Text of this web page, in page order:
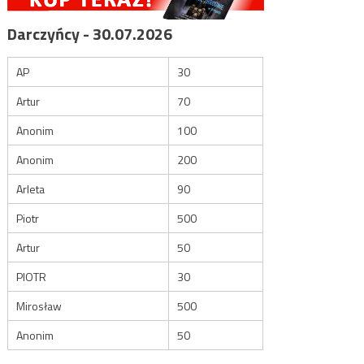
Darczyńcy - 30.07.2026
AP
30
Artur
70
Anonim
100
Anonim
200
Arleta
90
Piotr
500
Artur
50
PIOTR
30
Mirosław
500
Anonim
50